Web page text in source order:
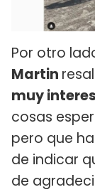
Por otro
Martin
muy
cosas
pero que
de indicar
de